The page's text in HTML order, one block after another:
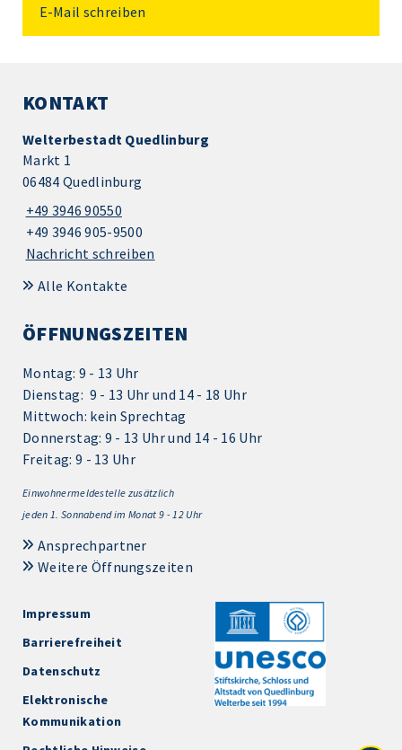
E-Mail schreiben
KONTAKT
Welterbestadt Quedlinburg
Markt 1
06484 Quedlinburg
+49 3946 90550
+49 3946 905-9500
Nachricht schreiben
Alle Kontakte
ÖFFNUNGSZEITEN
Montag: 9 - 13 Uhr
Dienstag: 9 - 13 Uhr und 14 - 18 Uhr
Mittwoch: kein Sprechtag
Donnerstag: 9 - 13 Uhr und 14 - 16 Uhr
Freitag: 9 - 13 Uhr
Einwohnermeldestelle zusätzlich
jeden 1. Sonnabend im Monat 9 - 12 Uhr
Ansprechpartner
Weitere Öffnungszeiten
Impressum
Barrierefreiheit
Datenschutz
Elektronische
Kommunikation